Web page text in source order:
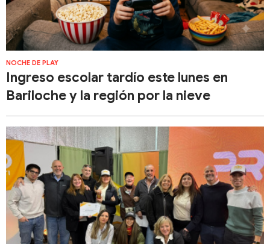
NOCHE DE PLAY
Ingreso escolar tardío este lunes en
Bariloche y la región por la nieve